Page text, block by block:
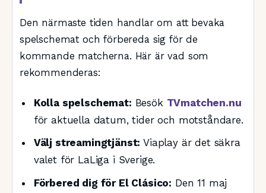
Den närmaste tiden handlar om att bevaka
spelschemat och förbereda sig för de
kommande matcherna. Här är vad som
rekommenderas:
Kolla spelschemat: Besök TVmatchen.nu
för aktuella datum, tider och motståndare.
Välj streamingtjänst: Viaplay är det säkra
valet för LaLiga i Sverige.
Förbered dig för El Clásico: Den 11 maj